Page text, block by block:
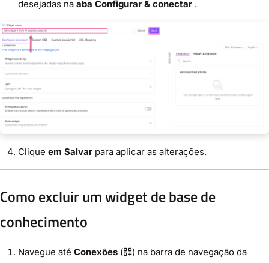
desejadas na aba Configurar & conectar .
Clique em Salvar para aplicar as alterações.
Como excluir um widget de base de
conhecimento
Navegue até Conexões (
) na barra de navegação da